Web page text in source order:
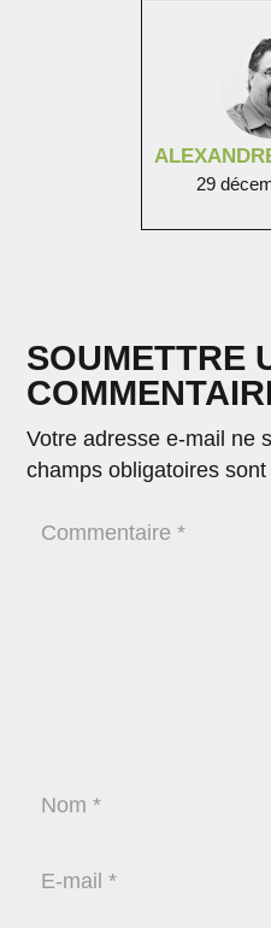
29
SOUMETTRE
Votre adresse e-mail ne
champs obligatoires